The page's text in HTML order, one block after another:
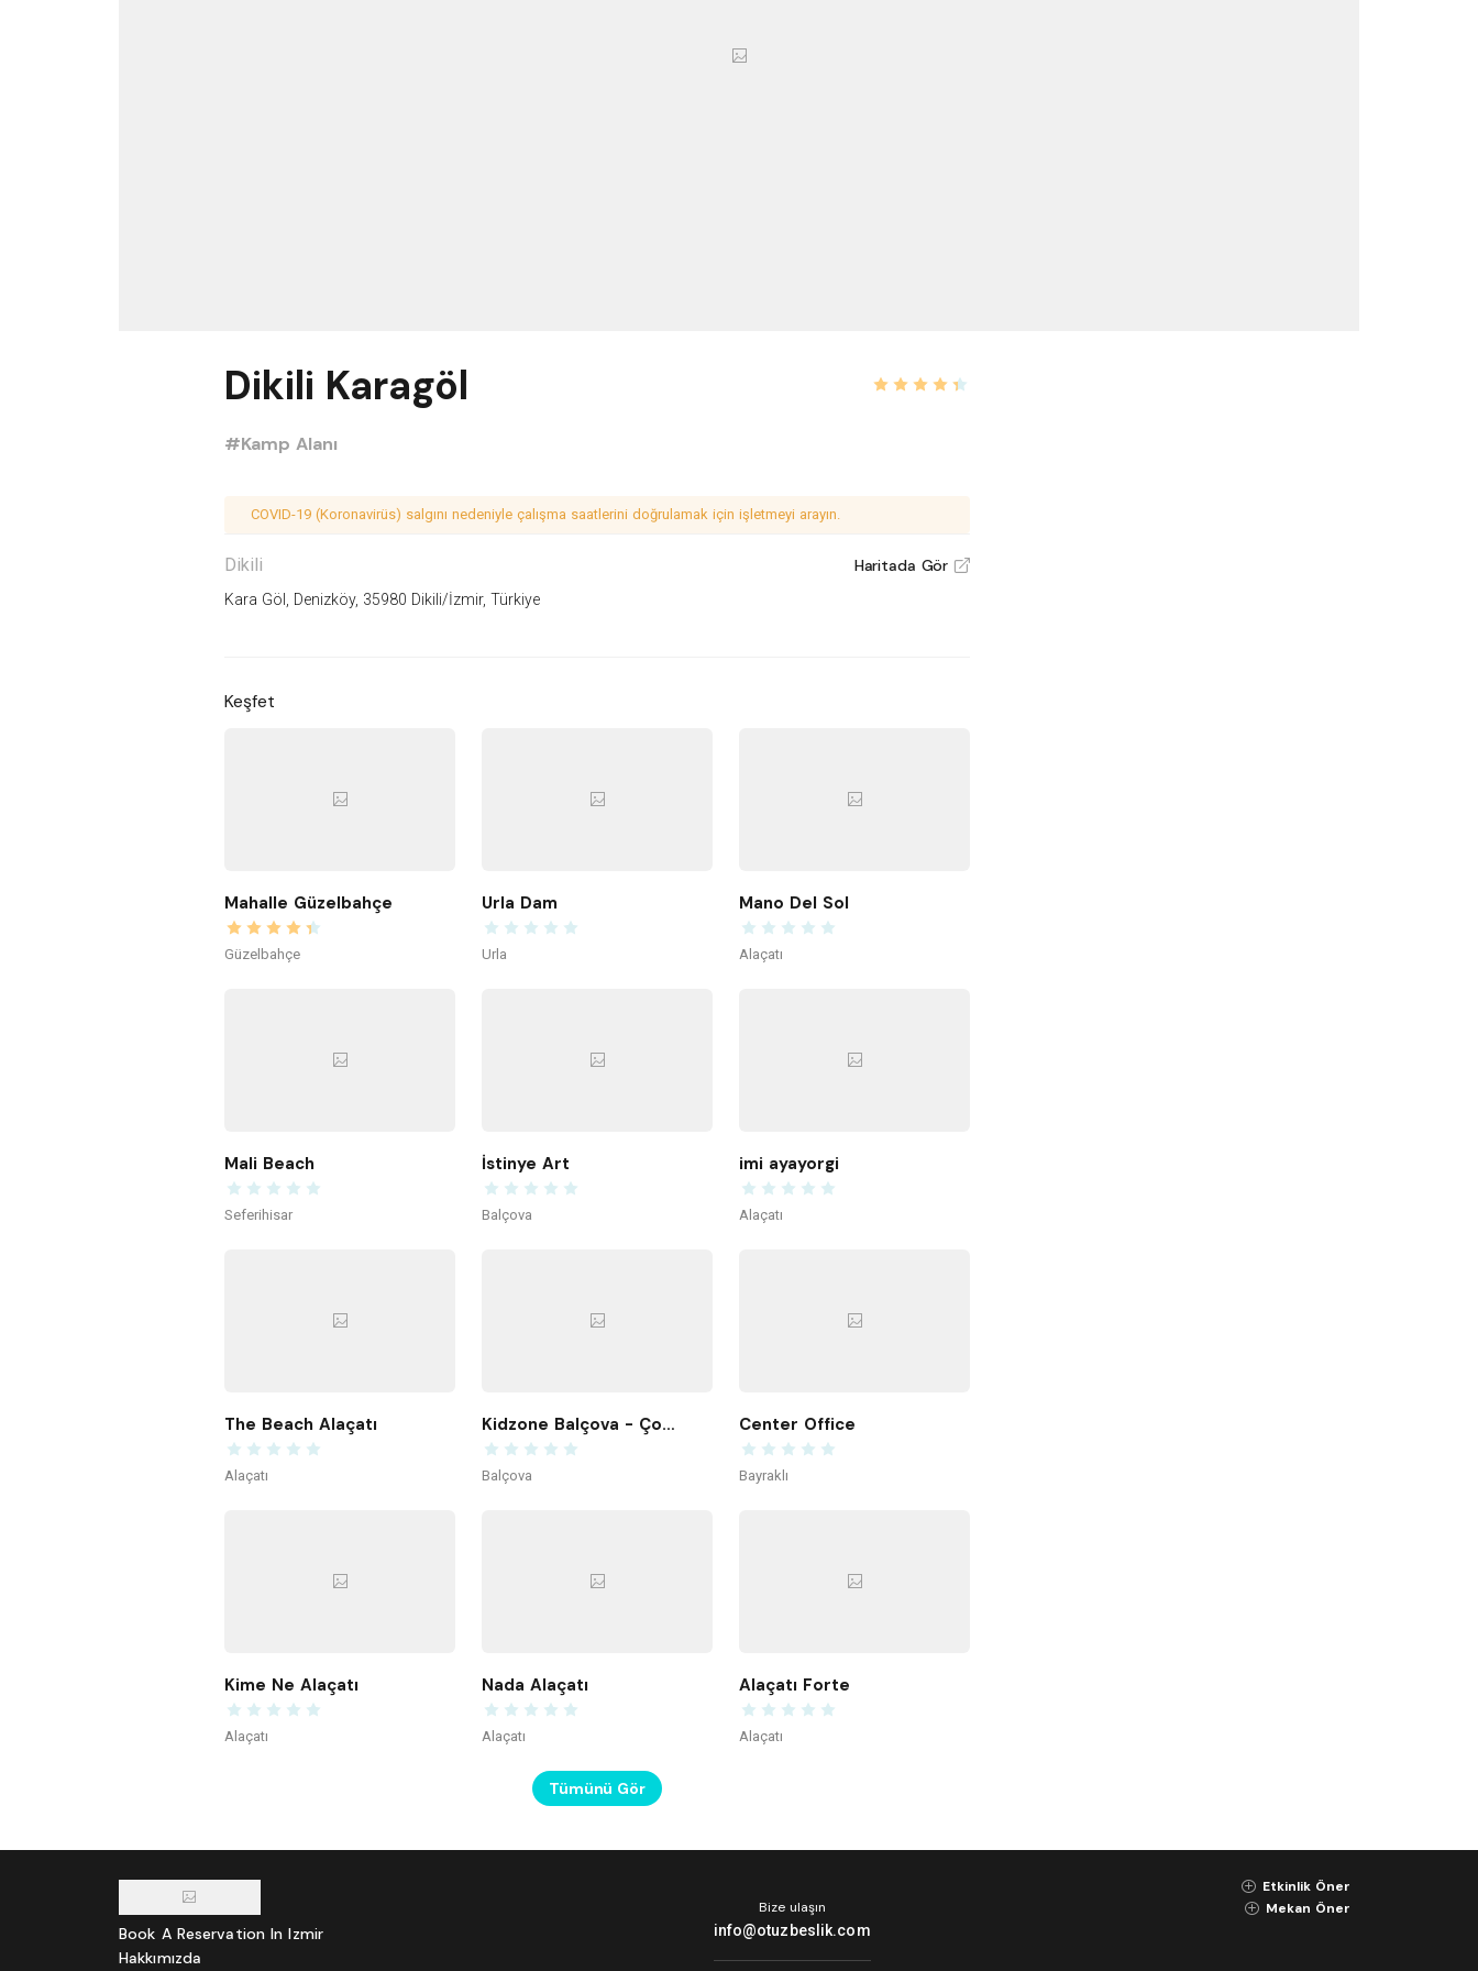
Dikili Karagöl
#Kamp Alanı
COVID-19 (Koronavirüs) salgını nedeniyle çalışma saatlerini doğrulamak için işletmeyi arayın.
Dikili Haritada Gör V
Kara Göl, Denizköy, 35980 Dikili/İzmir, Türkiye
Keşfet
Mahalle Güzelbahçe
Güzelbahçe
Urla Dam
Urla
Mano Del Sol
Alaçatı
Mali Beach
Seferihisar
İstinye Art
Balçova
imi ayayorgi
Alaçatı
The Beach Alaçatı
Alaçatı
Kidzone Balçova - Çocuk Gelişim ve Aktivite Merkezi
Balçova
Center Office
Bayraklı
Kime Ne Alaçatı
Alaçatı
Nada Alaçatı
Alaçatı
Alaçatı Forte
Alaçatı
Tümünü Gör
Book A Reservation In Izmir
Hakkımızda
Bize ulaşın
info@otuzbeslik.com
K Etkinlik Öner
K Mekan Öner